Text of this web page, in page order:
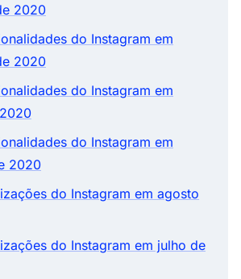
2020
do Instagram em
2020
do Instagram em
do Instagram em
2020
do Instagram em agosto
do Instagram em julho de